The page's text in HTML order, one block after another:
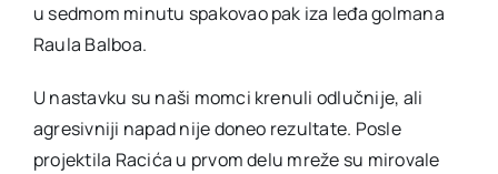
u sedmom minutu spakovao pak iza leđa golmana
Raula Balboa.
U nastavku su naši momci krenuli odlučnije, ali
agresivniji napad nije doneo rezultate. Posle
projektila Racića u prvom delu mreže su mirovale